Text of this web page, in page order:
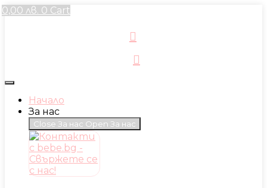
Skip
0,00 лв. 0 Cart
Начало
За нас
Close За нас Open За нас